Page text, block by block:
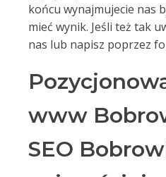
końcu wynajmujecie nas
mieć wynik. Jeśli też tak
nas lub napisz poprzez
www
SEO